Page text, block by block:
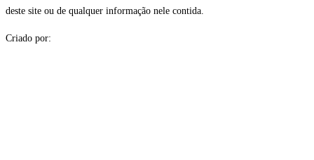
deste site ou de qualquer informação nele contida.
Criado por: